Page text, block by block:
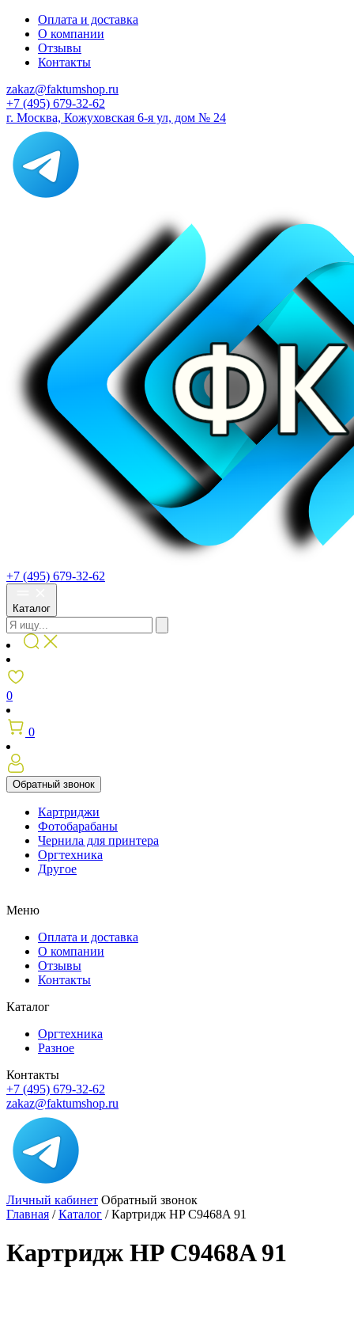
Оплата и доставка
О компании
Отзывы
Контакты
zakaz@faktumshop.ru
+7 (495) 679-32-62
г. Москва, Кожуховская 6-я ул, дом № 24
+7 (495) 679-32-62
Каталог
0
0
Обратный звонок
Картриджи
Фотобарабаны
Чернила для принтера
Оргтехника
Другое
Меню
Оплата и доставка
О компании
Отзывы
Контакты
Каталог
Оргтехника
Разное
Контакты
+7 (495) 679-32-62
zakaz@faktumshop.ru
Личный кабинет Обратный звонок
Главная /Каталог /Картридж HP C9468A 91
Картридж HP C9468A 91